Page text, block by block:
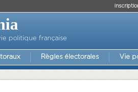
politique française
Règles électorales Vie